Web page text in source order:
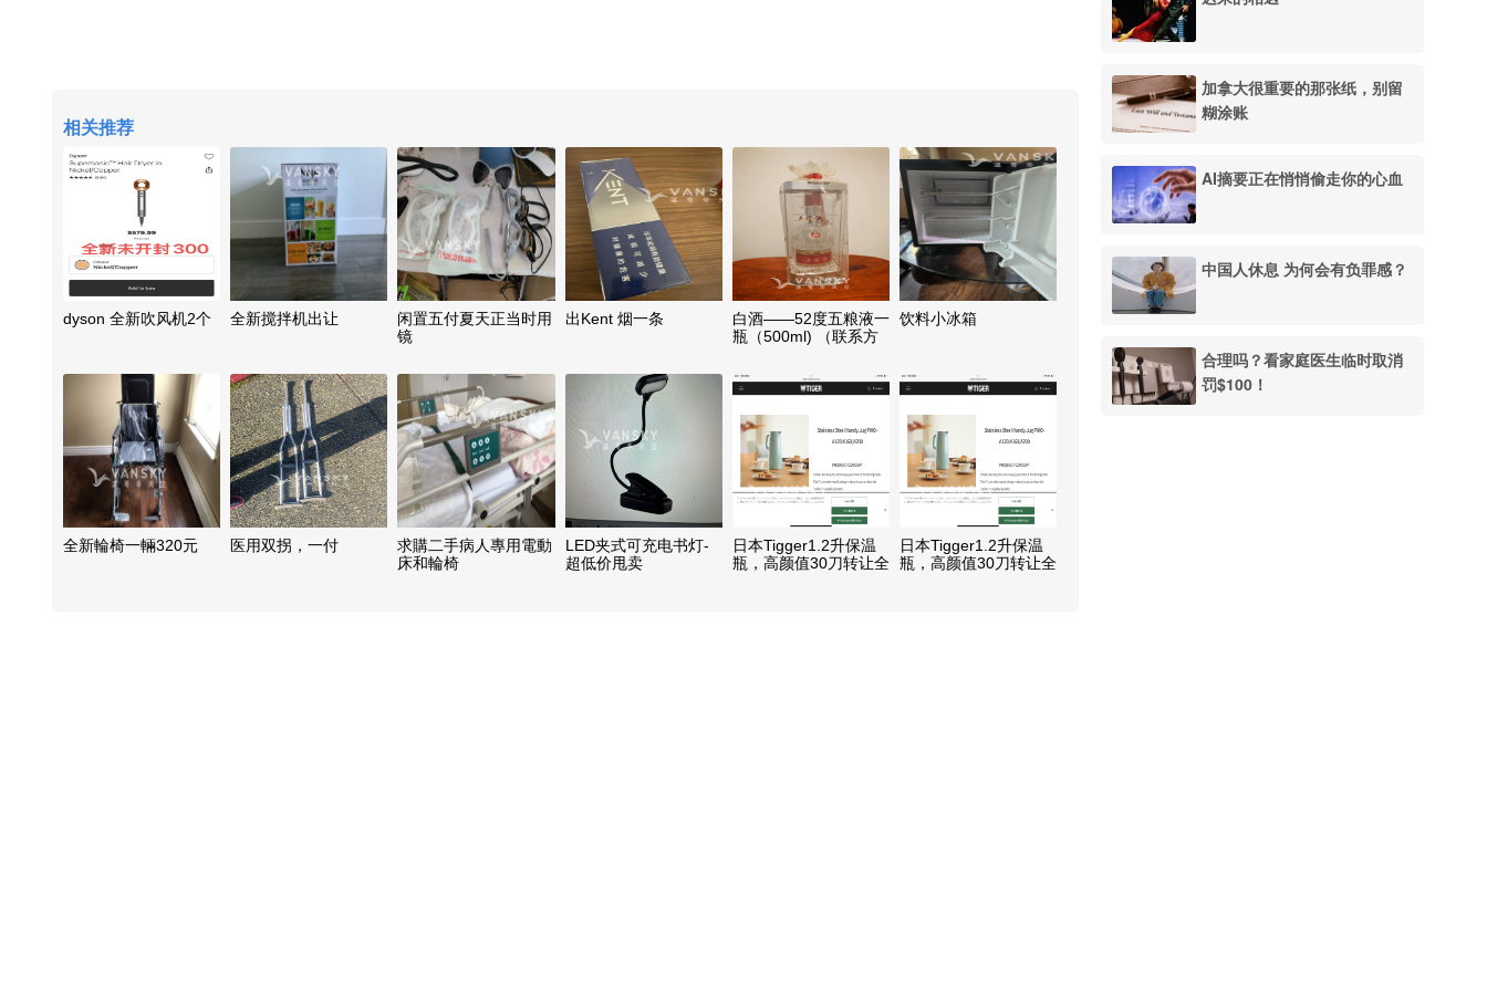
加拿大很重要的那张纸，别留
糊涂账
AI摘要正在悄悄偷走你的心血
中国人休息 为何会有负罪感？
合理吗？看家庭医生临时取消
罚$100！
相关推荐
dyson 全新吹风机2个 全新搅拌机出让
闲置五付夏天正当时用
镜
出Kent 烟一条
白酒——52度五粮液一
瓶（500ml) （联系方
饮料小冰箱
全新輪椅一輛320元 医用双拐，一付
求購二手病人專用電動
床和輪椅
LED夹式可充电书灯-
超低价甩卖
日本Tigger1.2升保温
瓶，高颜值30刀转让全
日本Tigger1.2升保温
瓶，高颜值30刀转让全